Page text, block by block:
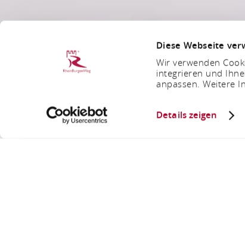
Diese Webseite
Wir verwenden
integrieren und
anpassen. Weitere
Details zeigen